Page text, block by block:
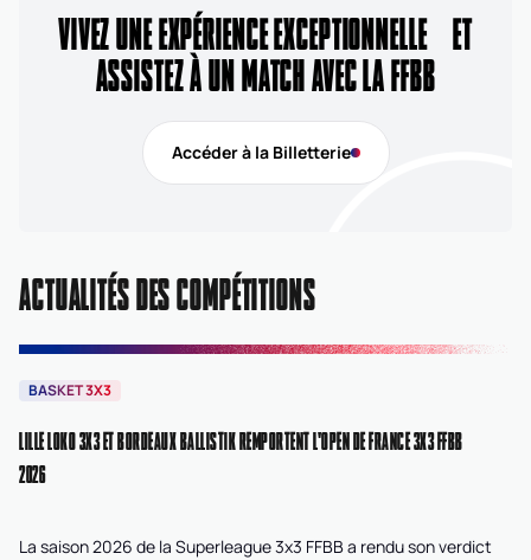
VIVEZ UNE EXPÉRIENCE EXCEPTIONNELLE ET
ASSISTEZ À UN MATCH AVEC LA FFBB
Accéder à la Billetterie
ACTUALITÉS DES COMPÉTITIONS
BASKET 3X3
LILLE LOKO 3X3 ET BORDEAUX BALLISTIK REMPORTENT L'OPEN DE FRANCE 3X3 FFBB
2026
La saison 2026 de la Superleague 3x3 FFBB a rendu son verdict